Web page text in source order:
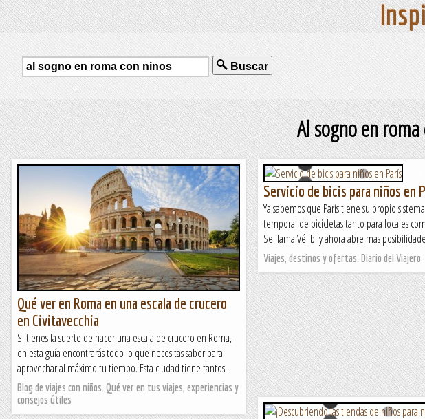
Buscar
Al sogno en
Qué ver en Roma en una escala de crucero
en Civitavecchia
Si tienes la suerte de hacer una escala de crucero en Roma,
en esta guía encontrarás todo lo que necesitas saber para
aprovechar al máximo tu tiempo. Esta ciudad tiene tantos...
Blog de viajes con niños. Qué ver en tus viajes, experiencias y
consejos útiles
Servicio de bicis para niños en
Ya sabemos que París tiene su propio
temporal de bicicletas tanto para locales
Se llama Vélib' y ahora abre mas
Viajes, destinos y ofertas. Diario del Viajero